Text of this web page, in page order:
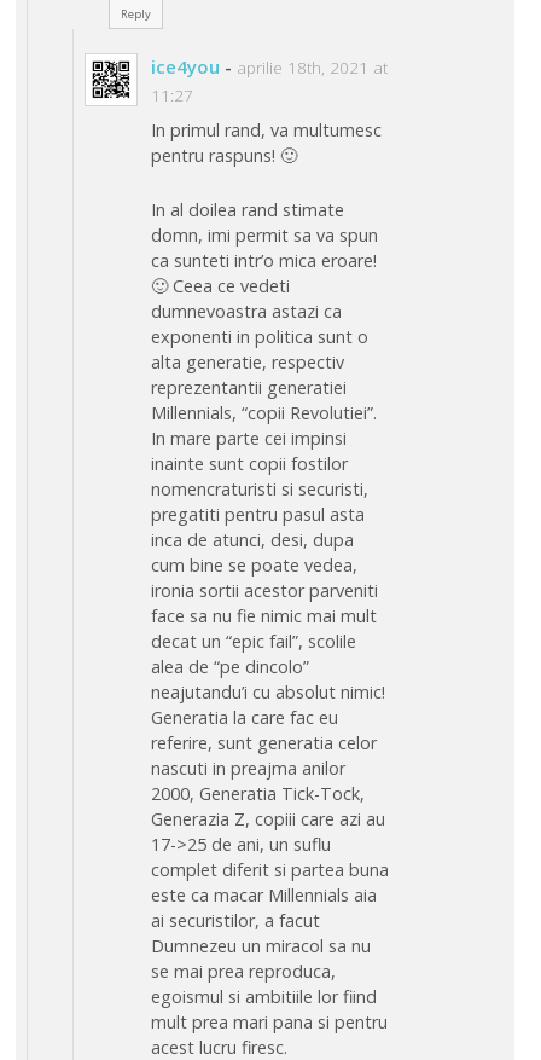
Reply
ice4you - aprilie 18th, 2021 at
11:27
In primul rand, va multumesc
pentru raspuns! 🙂
In al doilea rand stimate
domn, imi permit sa va spun
ca sunteti intr’o mica eroare!
🙂 Ceea ce vedeti
dumnevoastra astazi ca
exponenti in politica sunt o
alta generatie, respectiv
reprezentantii generatiei
Millennials, “copii Revolutiei”.
In mare parte cei impinsi
inainte sunt copii fostilor
nomencraturisti si securisti,
pregatiti pentru pasul asta
inca de atunci, desi, dupa
cum bine se poate vedea,
ironia sortii acestor parveniti
face sa nu fie nimic mai mult
decat un “epic fail”, scolile
alea de “pe dincolo”
neajutandu’i cu absolut nimic!
Generatia la care fac eu
referire, sunt generatia celor
nascuti in preajma anilor
2000, Generatia Tick-Tock,
Generazia Z, copiii care azi au
17->25 de ani, un suflu
complet diferit si partea buna
este ca macar Millennials aia
ai securistilor, a facut
Dumnezeu un miracol sa nu
se mai prea reproduca,
egoismul si ambitiile lor fiind
mult prea mari pana si pentru
acest lucru firesc.